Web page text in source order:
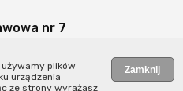
nr 7
2
plików
urządzenia
ze strony wyrażasz